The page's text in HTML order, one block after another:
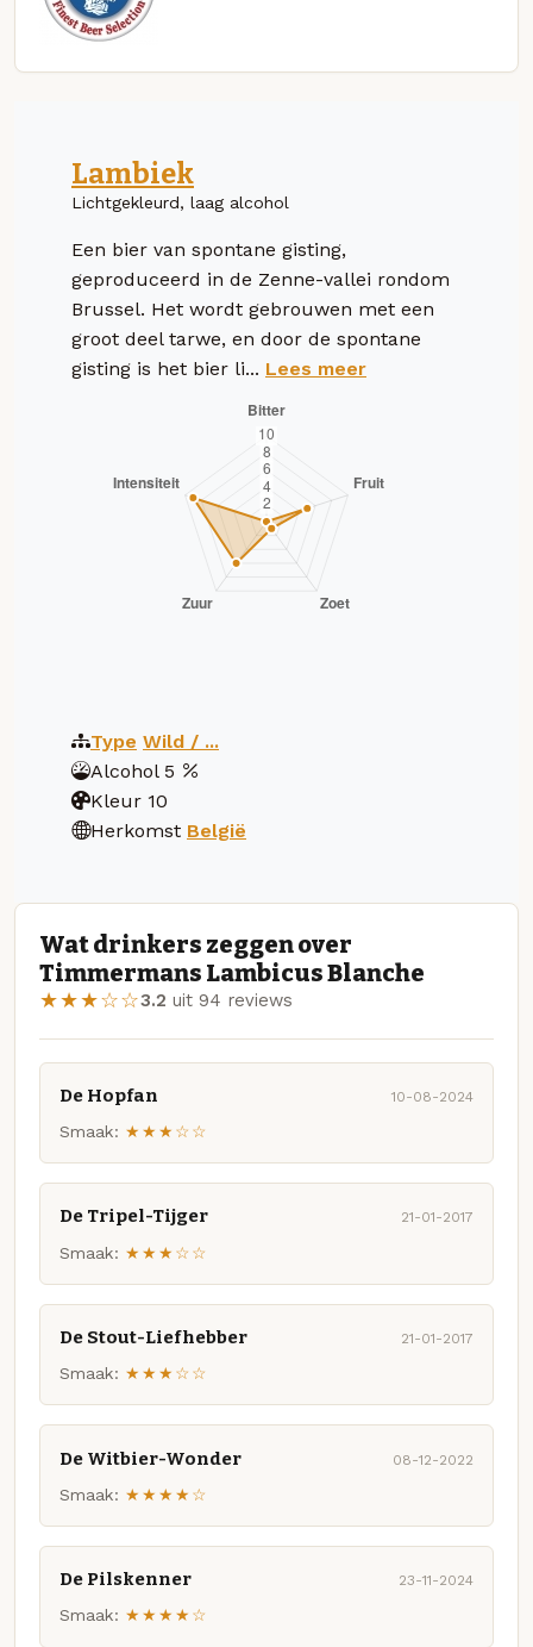
Lambiek
Lichtgekleurd, laag alcohol
Een bier van spontane gisting,
geproduceerd in de Zenne-vallei rondom
Brussel. Het wordt gebrouwen met een
groot deel tarwe, en door de spontane
gisting is het bier li... Lees meer
Type Wild / ...
Alcohol 5
Kleur 10
Herkomst België
Wat drinkers zeggen over
Timmermans Lambicus Blanche
★★★☆☆3.2 uit 94 reviews
De Hopfan 10-08-2024
Smaak: ★★★☆☆
De Tripel-Tijger 21-01-2017
Smaak: ★★★☆☆
De Stout-Liefhebber 21-01-2017
Smaak: ★★★☆☆
De Witbier-Wonder 08-12-2022
Smaak: ★★★★☆
De Pilskenner 23-11-2024
Smaak: ★★★★☆